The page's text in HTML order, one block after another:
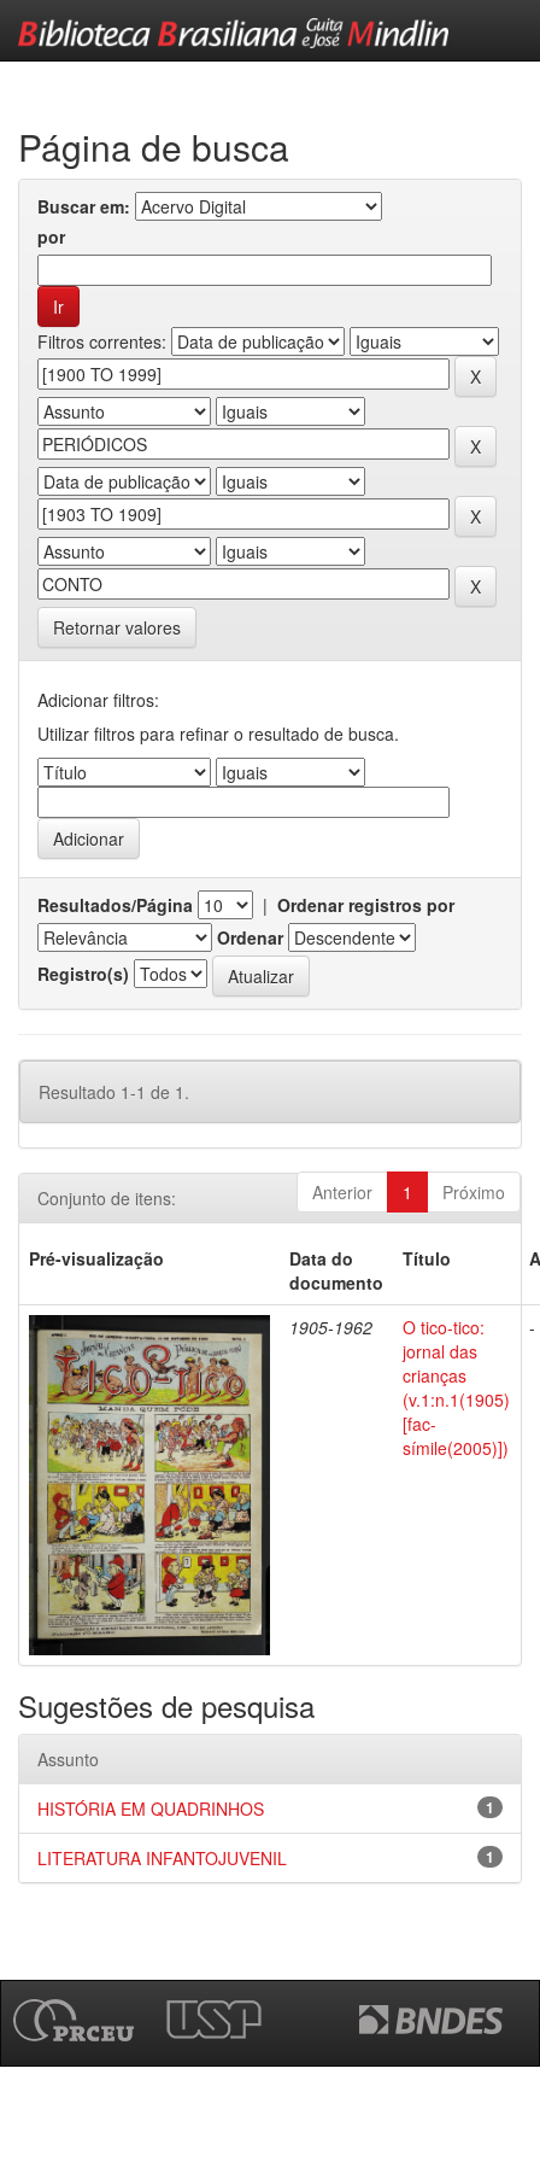
Página de busca
Buscar em:
por
Filtros correntes:
Retornar valores
Adicionar filtros:
Utilizar filtros para refinar o resultado de busca.
Resultados/Página | Ordenar registros por
Ordenar
Registro(s)
Resultado 1-1 de 1.
Anterior 1 Próximo
Conjunto de itens:
Pré-visualização
Data do
documento
Título
1905-1962
O tico-tico:
jornal das
crianças
(v.1:n.1(1905)
[fac-
símile(2005)])
-
Sugestões de pesquisa
Assunto
1
HISTÓRIA EM QUADRINHOS
1
LITERATURA INFANTOJUVENIL